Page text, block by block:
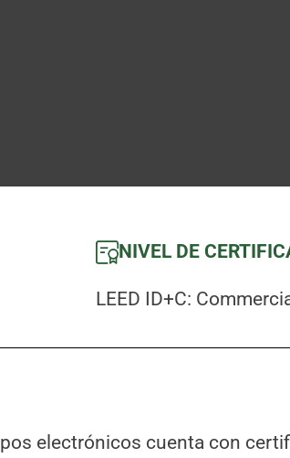
NIVEL DE
LEED ID+C:
electrónicos cuenta con